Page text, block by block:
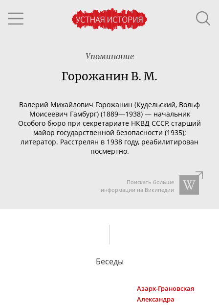
Упоминание
Горожанин В. М.
Валерий Михайлович Горожанин (Кудельский, Вольф
Моисеевич Гамбург) (1889—1938) — начальник
Особого бюро при секретариате НКВД СССР, старший
майор государственной безопасности (1935);
литератор. Расстрелян в 1938 году, реабилитирован
посмертно.
Поискать больше
информации на Википедии
Беседы
Азарх-Грановская
Александра